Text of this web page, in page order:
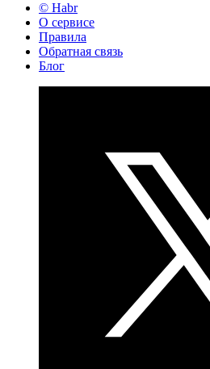
© Habr
О сервисе
Правила
Обратная связь
Блог